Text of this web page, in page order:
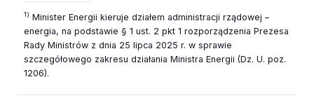
1) Minister Energii kieruje działem administracji rządowej –
energia, na podstawie § 1 ust. 2 pkt 1 rozporządzenia Prezesa
Rady Ministrów z dnia 25 lipca 2025 r. w sprawie
szczegółowego zakresu działania Ministra Energii (Dz. U. poz.
1206).